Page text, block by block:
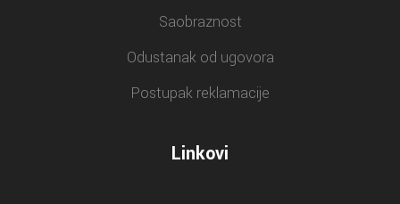
Saobraznost
Odustanak od ugovora
Postupak reklamacije
Linkovi